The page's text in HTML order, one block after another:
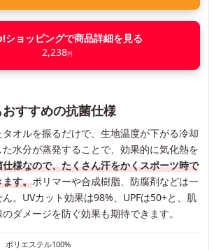
ショッピングで商品詳細を見る
2,238円
すすめの抗菌仕様
オルを振るだけで、生地温度が下がる冷却
水分が蒸発することで、効果的に気化熱を
仕様なので、たくさん汗をかくスポーツ時で
ます。ポリマーや合成樹脂、防腐剤などは一
。UVカット効果は98%、UPFは50+と、肌
ダメージを防ぐ効果も期待できます。
ポリエステル100%